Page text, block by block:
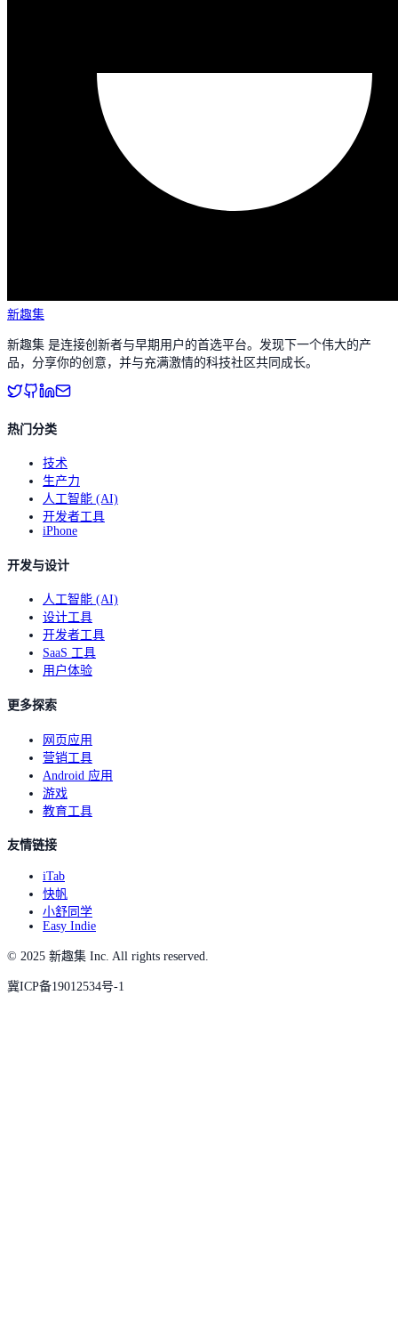
新趣集
新趣集 是连接创新者与早期用户的首选平台。发现下一个伟大的产
品，分享你的创意，并与充满激情的科技社区共同成长。
热门分类
技术
生产力
人工智能 (AI)
开发者工具
iPhone
开发与设计
人工智能 (AI)
设计工具
开发者工具
SaaS 工具
用户体验
更多探索
网页应用
营销工具
Android 应用
游戏
教育工具
友情链接
iTab
快帆
小舒同学
Easy Indie
© 2025 新趣集 Inc. All rights reserved.
冀ICP备19012534号-1